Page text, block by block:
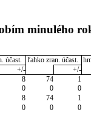
minulého
účast. ľahko zran. účast.
+/- +/-
8 74 1
0 0 0
8 74 1
0 0 0